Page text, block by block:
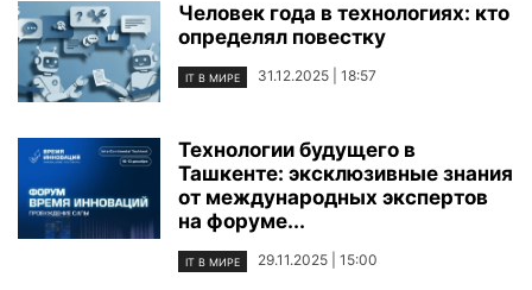
Человек года в технологиях: кто
определял повестку
IT В МИРЕ 31.12.2025 | 18:57
Технологии будущего в
Ташкенте: эксклюзивные знания
от международных экспертов
на форуме...
IT В МИРЕ 29.11.2025 | 15:00